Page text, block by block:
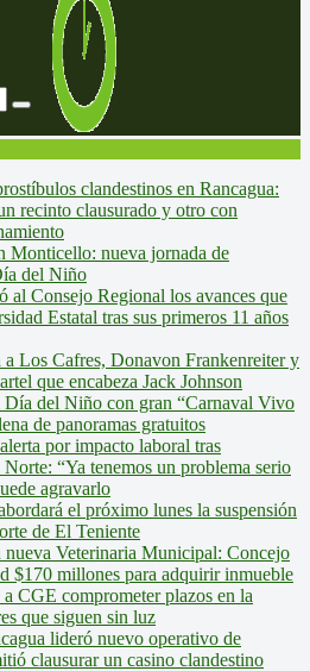
clandestinos en Rancagua:
recinto clausurado y otro con
Monticello: nueva jornada de
del Niño
al Consejo Regional los avances que
Estatal tras sus primeros 11 años
a Los Cafres, Donavon Frankenreiter y
que encabeza Jack Johnson
Día del Niño con gran “Carnaval Vivo
de panoramas gratuitos
por impacto laboral tras
“Ya tenemos un problema serio
agravarlo
el próximo lunes la suspensión
de El Teniente
nueva Veterinaria Municipal: Concejo
$170 millones para adquirir inmueble
CGE comprometer plazos en la
que siguen sin luz
lideró nuevo operativo de
clausurar un casino clandestino